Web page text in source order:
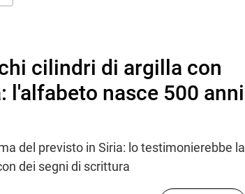
cilindri di argilla con
l'alfabeto nasce 500 anni
del previsto in Siria: lo testimonierebbe la
dei segni di scrittura